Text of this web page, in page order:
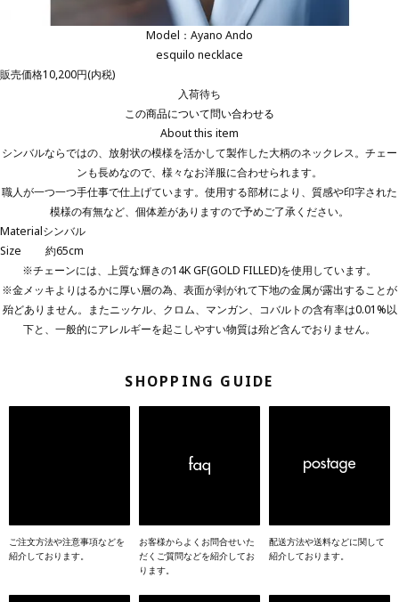
Model：Ayano Ando
esquilo necklace
販売価格10,200円(内税)
入荷待ち
この商品について問い合わせる
About this item
シンバルならではの、放射状の模様を活かして製作した大柄のネックレス。チェー
ンも⻑めなので、様々なお洋服に合わせられます。
職人が一つ一つ手仕事で仕上げています。使用する部材により、質感や印字された
模様の有無など、個体差がありますので予めご了承ください。
Materialシンバル
Size
約65cm
※チェーンには、上質な輝きの14K GF(GOLD FILLED)を使用しています。
※金メッキよりはるかに厚い層の為、表面が剥がれて下地の金属が露出することが
殆どありません。またニッケル、クロム、マンガン、コバルトの含有率は0.01%以
下と、一般的にアレルギーを起こしやすい物質は殆ど含んでおりません。
SHOPPING GUIDE
ご注文方法や注意事項などを
紹介しております。
お客様からよくお問合せいた
だくご質問などを紹介してお
ります。
配送方法や送料などに関して
紹介しております。